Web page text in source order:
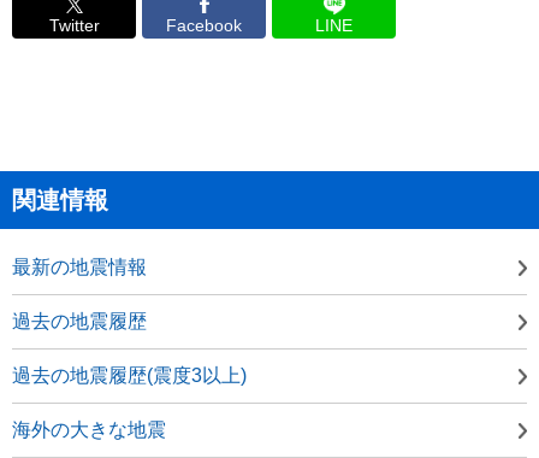
Twitter Facebook LINE
関連情報
最新の地震情報
過去の地震履歴
過去の地震履歴(震度3以上)
海外の大きな地震